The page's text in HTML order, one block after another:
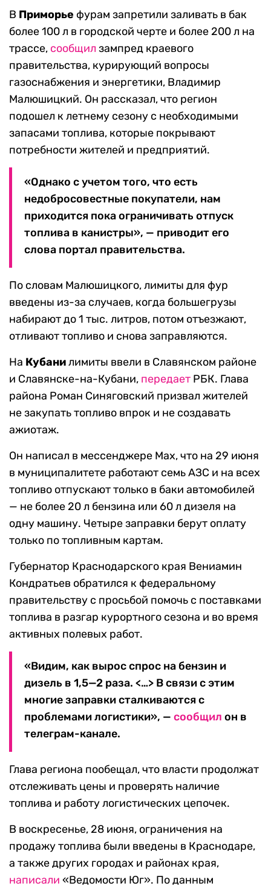
В Приморье фурам запретили заливать в бак
более 100 л в городской черте и более 200 л на
трассе, сообщил зампред краевого
правительства, курирующий вопросы
газоснабжения и энергетики, Владимир
Малюшицкий. Он рассказал, что регион
подошел к летнему сезону с необходимыми
запасами топлива, которые покрывают
потребности жителей и предприятий.
«Однако с учетом того, что есть
недобросовестные покупатели, нам
приходится пока ограничивать отпуск
топлива в канистры», — приводит его
слова портал правительства.
По словам Малюшицкого, лимиты для фур
введены из-за случаев, когда большегрузы
набирают до 1 тыс. литров, потом отъезжают,
отливают топливо и снова заправляются.
На Кубанилимиты ввели в Славянском районе
и Славянске-на-Кубани, передает РБК. Глава
района Роман Синяговский призвал жителей
не закупать топливо впрок и не создавать
ажиотаж.
Он написал в мессенджере Max, что на 29 июня
в муниципалитете работают семь АЗС и на всех
топливо отпускают только в баки автомобилей
— не более 20 л бензина или 60 л дизеля на
одну машину. Четыре заправки берут оплату
только по топливным картам.
Губернатор Краснодарского края Вениамин
Кондратьев обратился к федеральному
правительству с просьбой помочь с поставками
топлива в разгар курортного сезона и во время
активных полевых работ.
«Видим, как вырос спрос на бензин и
дизель в 1,5—2 раза. <…> В связи с этим
многие заправки сталкиваются с
проблемами логистики», — сообщил он в
телеграм-канале.
Глава региона пообещал, что власти продолжат
отслеживать цены и проверять наличие
топлива и работу логистических цепочек.
В воскресенье, 28 июня, ограничения на
продажу топлива были введены в Краснодаре,
а также других городах и районах края,
написали «Ведомости Юг». По данным